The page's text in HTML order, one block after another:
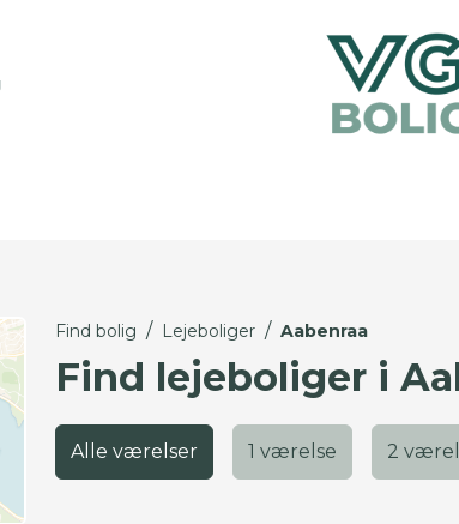
Find bolig / Lejeboliger / Aabenraa
Find lejeboliger i
Alle værelser 1 værelse 2